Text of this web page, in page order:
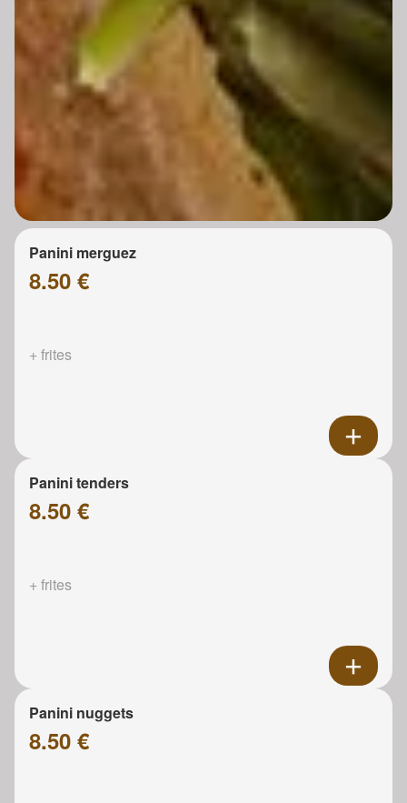
Panini merguez
8.50 €
+ frites
Panini tenders
8.50 €
+ frites
Panini nuggets
8.50 €